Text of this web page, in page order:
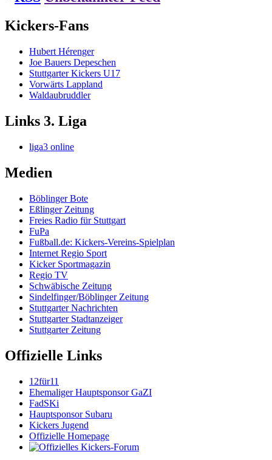
Kickers-Fans
Hubert Hérenger
Joe Bauers Depeschen
Stuttgarter Kickers U17
Vorwärts Lappland
Waldaubruddler
Links 3. Liga
liga3 online
Medien
Böblinger Bote
Eßlinger Zeitung
Freies Radio für Stuttgart
FuPa
Fußball.de: Kickers-Vereins-Spielplan
Internet Regio Sport
Kicker Sportmagazin
Regio TV
Schwäbische Zeitung
Sindelfinger/Böblinger Zeitung
Stuttgarter Nachrichten
Stuttgarter Stadtanzeiger
Stuttgarter Zeitung
Offizielle Links
12für11
Ehemaliger Hauptsponsor GaZI
FadSKi
Hauptsponsor Subaru
Kickers Jugend
Offizielle Homepage